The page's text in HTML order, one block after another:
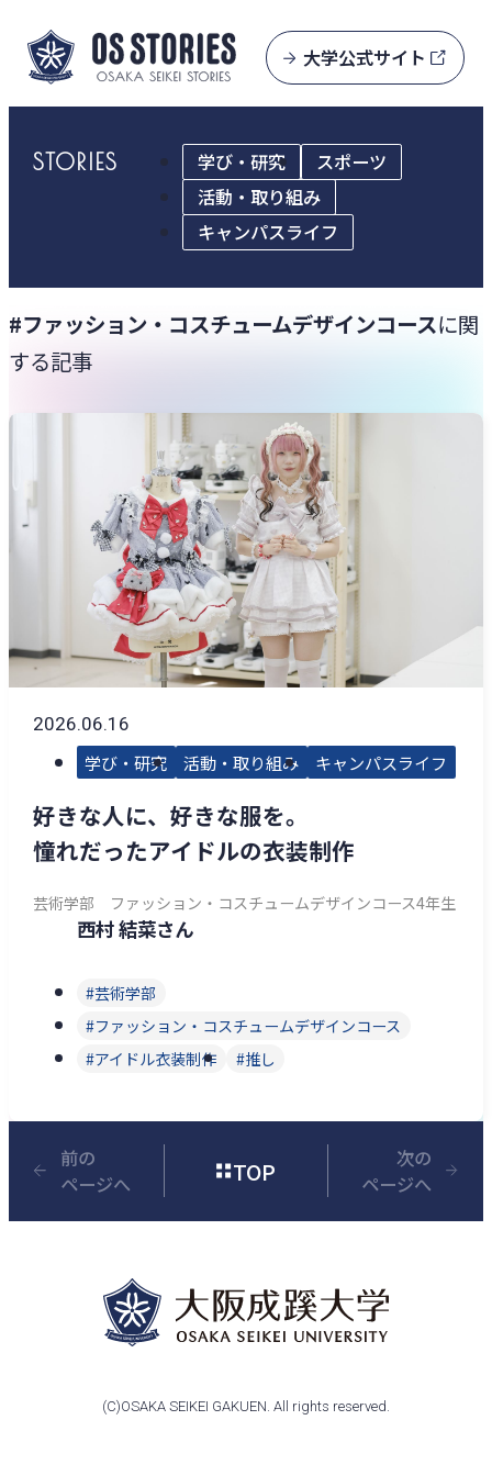
大学公式サイト
STORIES 学び・研究
スポーツ
活動・取り組み
キャンパスライフ
#ファッション・コスチュームデザインコースに関
する記事
2026.06.16
学び・研究 活動・取り組み キャンパスライフ
好きな人に、好きな服を。
憧れだったアイドルの衣装制作
芸術学部 ファッション・コスチュームデザインコース4年生
西村 結菜さん
芸術学部
ファッション・コスチュームデザインコース
アイドル衣装制作
推し
前の
ページへ
TOP
次の
ページへ
(C)OSAKA SEIKEI GAKUEN. All rights reserved.